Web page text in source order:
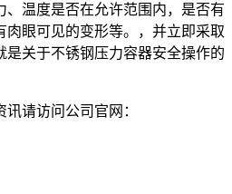
、温度是否在允许范围内，是否有
肉眼可见的变形等。，并立即采取
是关于不锈钢压力容器安全操作的
请访问公司官网：